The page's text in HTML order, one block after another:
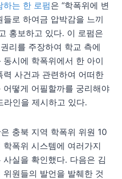
하는 한 로펌은 “학폭위에 변
로 하여금 압박감을 느끼
홍보하고 있다. 이 로펌은
리를 주장하여 학교 측에
시에 학폭위에서 한 아이
사건과 관련하여 어떠한
떻게 어필할까를 궁리해야
라인을 제시하고 있다.
충북 지역 학폭위 위원 10
폭위 시스템에 여러가지
실을 확인했다. 다음은 김
원들의 발언을 발췌한 것